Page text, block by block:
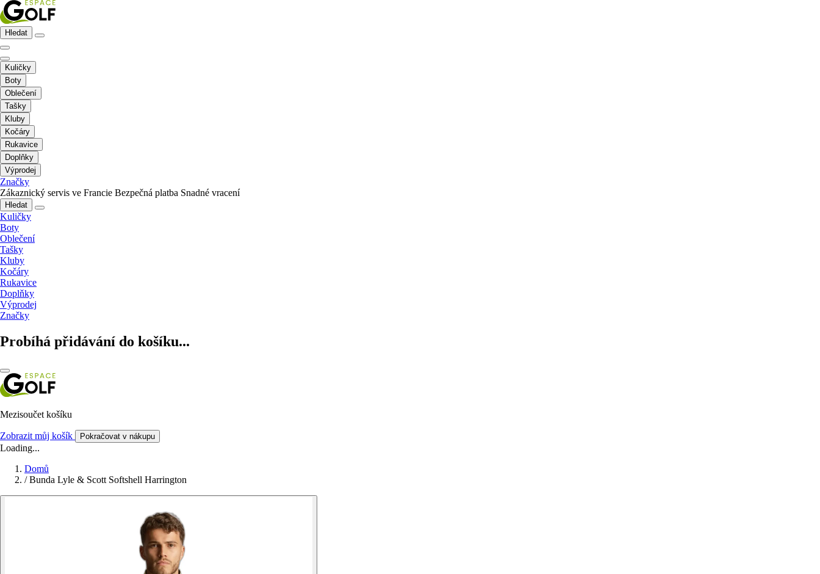
Hledat
Kuličky
Boty
Oblečení
Tašky
Kluby
Kočáry
Rukavice
Doplňky
Výprodej
Značky
Zákaznický servis ve Francie Bezpečná platba Snadné vracení
Hledat
Kuličky
Boty
Oblečení
Tašky
Kluby
Kočáry
Rukavice
Doplňky
Výprodej
Značky
Probíhá přidávání do košíku...
Mezisoučet košíku
Zobrazit můj košík Pokračovat v nákupu
Loading...
Domů
/ Bunda Lyle & Scott Softshell Harrington